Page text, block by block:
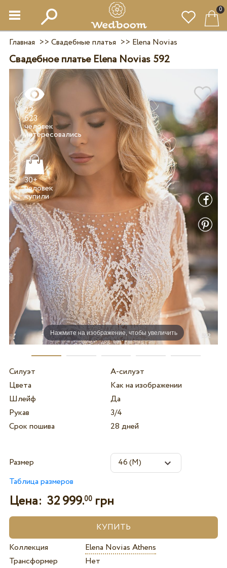
0
Главная >> Свадебные платья >> Elena Novias
Свадебное платье Elena Novias 592
Нажмите на изображение, чтобы увеличить
27
623
человек
30+
человек
купили
Силуэт
А-силуэт
Цвета
Как на изображении
Шлейф
Да
Рукав
3/4
Срок пошива
28 дней
Размер
Таблица размеров
Цена: 32 999.00грн
Коллекция
Elena Novias Athens
Трансформер
Нет